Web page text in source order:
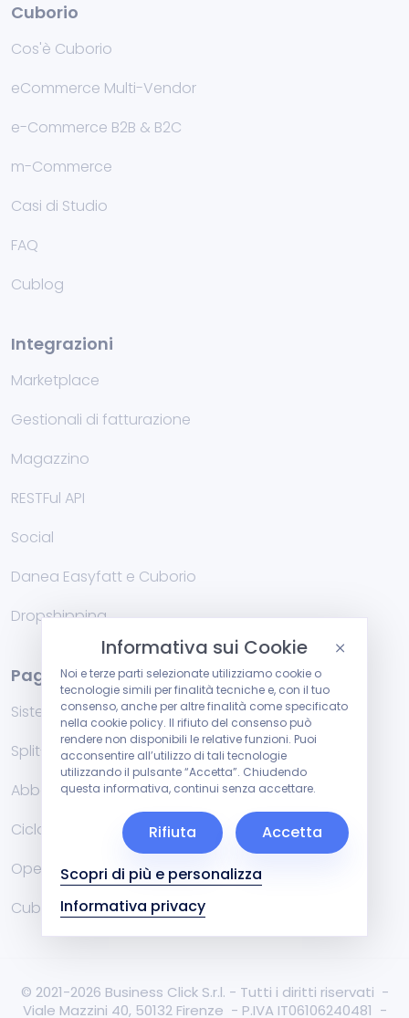
Cuborio
Cos'è Cuborio
eCommerce Multi-Vendor
e-Commerce B2B & B2C
m-Commerce
Casi di Studio
FAQ
Cublog
Integrazioni
Marketplace
Gestionali di fatturazione
Magazzino
RESTFul API
Social
Danea Easyfatt e Cuborio
Dropshipping
Pagamenti
Sistemi di Pagamento
Split-Payment
Abbonamenti e ricorrenze
Ciclo Rimborsi RMA
Open Banking
Cuborio e FlowPay®
© 2021-2026 Business Click S.r.l. - Tutti i diritti riservati -
Viale Mazzini 40, 50132 Firenze - P.IVA IT06106240481 -
Informativa sui Cookie
Noi e terze parti selezionate utilizziamo cookie o
tecnologie simili per finalità tecniche e, con il tuo
consenso, anche per altre finalità come specificato
nella cookie policy. Il rifiuto del consenso può
rendere non disponibili le relative funzioni. Puoi
acconsentire all’utilizzo di tali tecnologie
utilizzando il pulsante “Accetta”. Chiudendo
questa informativa, continui senza accettare.
Scopri di più e personalizza
Informativa privacy
Rifiuta Accetta